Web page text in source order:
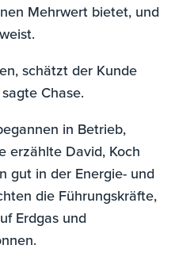
Mehrwert bietet, und
schätzt der Kunde
Chase.
in Betrieb,
erzählte David, Koch
gut in der Energie- und
die Führungskräfte,
Erdgas und